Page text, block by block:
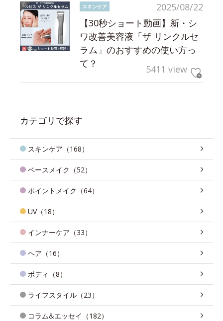
2025/08/22
スキンケア
【30秒ショート動画】新・シ
ワ改善美容液「ザ リンクルセ
ラム」のおすすめの使い方っ
て？
5411 view
カテゴリで探す
スキンケア（168）
ベースメイク（52）
ポイントメイク（64）
UV（18）
インナーケア（33）
ヘア（16）
ボディ（8）
ライフスタイル（23）
コラム&エッセイ（182）